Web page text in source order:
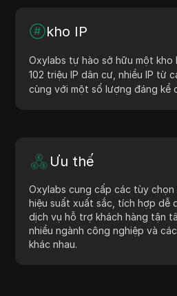
kho IP
Oxylabs tự hào sở hữu một kho
102 triệu IP dân cư, nhiều IP từ
cùng với một số lượng đáng kể
Ưu thế
Oxylabs cung cấp các tùy chọn
hiệu suất xuất sắc, tích hợp dễ
dịch vụ hỗ trợ khách hàng tận
nhiều ngành công nghiệp và
khác nhau.